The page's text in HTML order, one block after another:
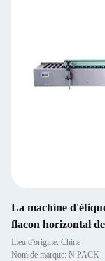
La machine
flacon horizontal
Lieu d'origine: Chine
Nom de marque: N PACK